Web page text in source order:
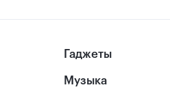
Гаджеты
Музыка